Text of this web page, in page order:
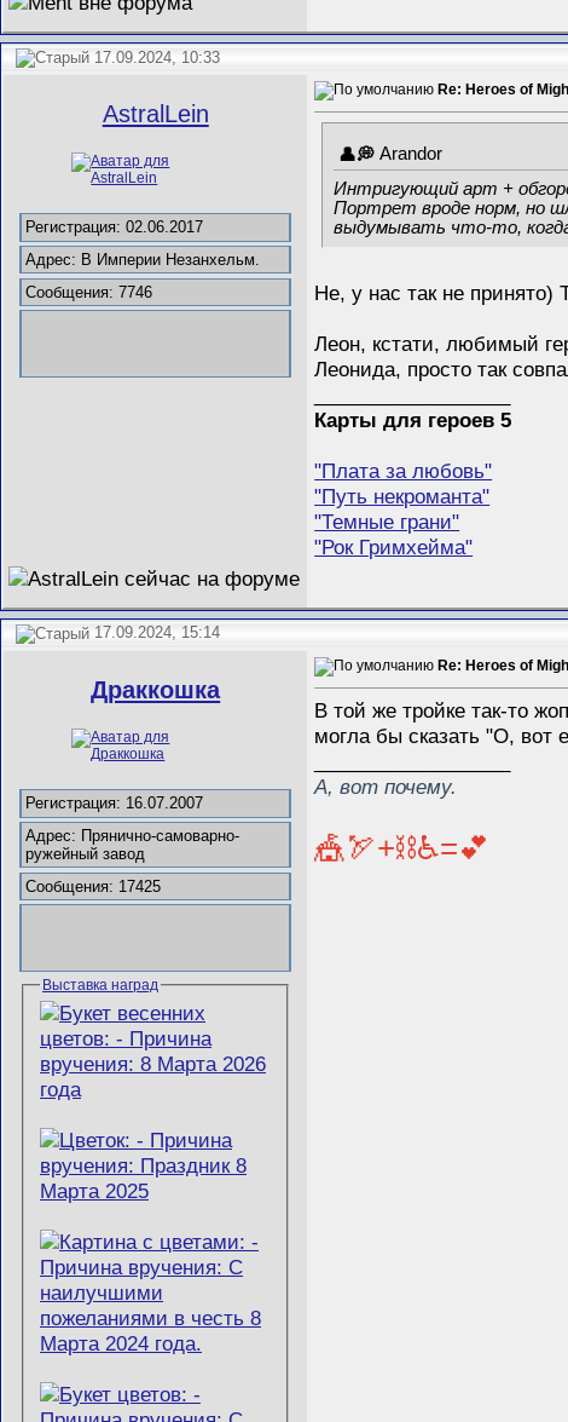
17.09.2024, 10:33
AstralLein
Регистрация: 02.06.2017
Адрес: В Империи Незанхельм.
Сообщения: 7746
Re: Heroes of
Arandor
Интригующий арт +
Портрет вроде норм, но
выдумывать что-то,
Не, у нас так не принято)
Леон, кстати, любимый
Леонида, просто так
Карты для героев 5
"Плата за любовь"
"Путь некроманта"
"Темные грани"
"Рок Гримхейма"
17.09.2024, 15:14
Драккошка
Регистрация: 16.07.2007
Адрес: Прянично-самоварно-
ружейный завод
Сообщения: 17425
Выставка наград
Re: Heroes of
В той же тройке так-то
могла бы сказать "О, вот
А, вот почему.
🎪🏹+⛓️♿=💕